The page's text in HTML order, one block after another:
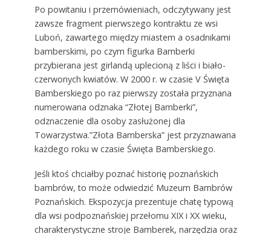
Po powitaniu i przemówieniach, odczytywany jest
zawsze fragment pierwszego kontraktu ze wsi
Luboń, zawartego między miastem a osadnikami
bamberskimi, po czym figurka Bamberki
przybierana jest girlandą uplecioną z liści i biało-
czerwonych kwiatów. W 2000 r. w czasie V Święta
Bamberskiego po raz pierwszy została przyznana
numerowana odznaka “Złotej Bamberki”,
odznaczenie dla osoby zasłużonej dla
Towarzystwa.”Złota Bamberska” jest przyznawana
każdego roku w czasie Święta Bamberskiego.
Jeśli ktoś chciałby poznać historię poznańskich
bambrów, to może odwiedzić Muzeum Bambrów
Poznańskich. Ekspozycja prezentuje chatę typową
dla wsi podpoznańskiej przełomu XIX i XX wieku,
charakterystyczne stroje Bamberek, narzędzia oraz